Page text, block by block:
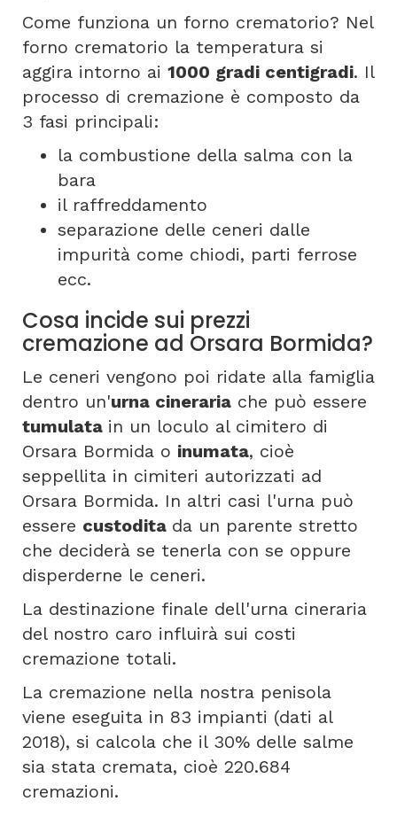
Come funziona un forno crematorio? Nel
forno crematorio la temperatura si
aggira intorno ai 1000 gradi centigradi. Il
processo di cremazione è composto da
3 fasi principali:
la combustione della salma con la
bara
il raffreddamento
separazione delle ceneri dalle
impurità come chiodi, parti ferrose
ecc.
Cosa incide sui prezzi
cremazione ad Orsara Bormida?
Le ceneri vengono poi ridate alla famiglia
dentro un'urna cineraria che può essere
tumulata in un loculo al cimitero di
Orsara Bormida o inumata, cioè
seppellita in cimiteri autorizzati ad
Orsara Bormida. In altri casi l'urna può
essere custodita da un parente stretto
che deciderà se tenerla con se oppure
disperderne le ceneri.
La destinazione finale dell'urna cineraria
del nostro caro influirà sui costi
cremazione totali.
La cremazione nella nostra penisola
viene eseguita in 83 impianti (dati al
2018), si calcola che il 30% delle salme
sia stata cremata, cioè 220.684
cremazioni.